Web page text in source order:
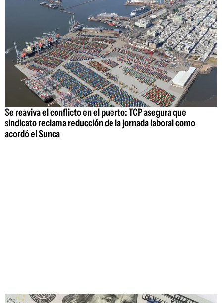
Se reaviva el conflicto en el puerto: TCP asegura que
sindicato reclama reducción de la jornada laboral como
acordó el Sunca